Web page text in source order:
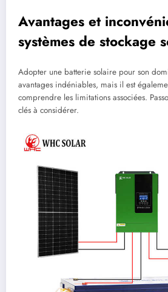
Avantages et
systèmes de stockage
Adopter une batterie solaire pour son
avantages indéniables, mais il est
comprendre les limitations associées.
clés à considérer.